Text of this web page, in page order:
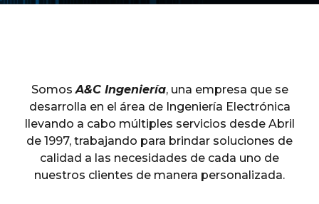
Somos A&C Ingeniería,una empresa que se
desarrolla en el área de Ingeniería Electrónica
llevando a cabo múltiples servicios desde Abril
de 1997, trabajando para brindar soluciones de
calidad a las necesidades de cada uno de
nuestros clientes de manera personalizada.